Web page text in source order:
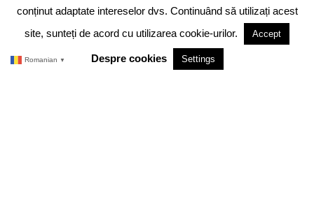
DESPRE COOKIES POLITICA DE CONFIDENTIALITATE
TERMENI SI CONDITII
conținut adaptate intereselor dvs. Continuând să utilizați acest
site, sunteți de acord cu utilizarea cookie-urilor.
Accept
Despre cookies Settings
Romanian ▼